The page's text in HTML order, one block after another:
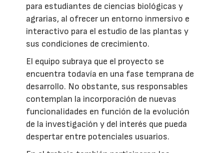
para estudiantes de ciencias biológicas y
agrarias, al ofrecer un entorno inmersivo e
interactivo para el estudio de las plantas y
sus condiciones de crecimiento.
El equipo subraya que el proyecto se
encuentra todavía en una fase temprana de
desarrollo. No obstante, sus responsables
contemplan la incorporación de nuevas
funcionalidades en función de la evolución
de la investigación y del interés que pueda
despertar entre potenciales usuarios.